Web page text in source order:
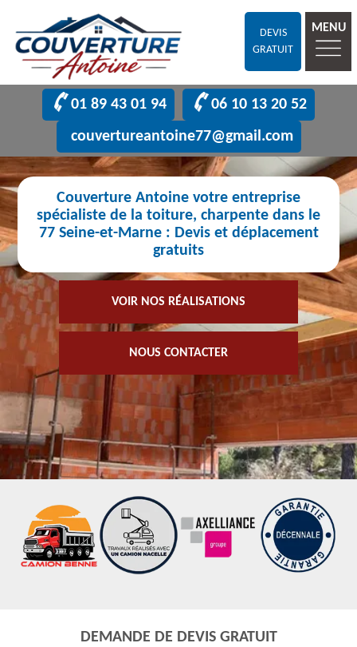
DEVIS
GRATUIT
MENU
01 89 43 01 94
06 10 13 20 52
couvertureantoine77@gmail.com
Couverture Antoine votre entreprise
spécialiste de la toiture, charpente dans le
77 Seine-et-Marne : Devis et déplacement
gratuits
VOIR NOS RÉALISATIONS
NOUS CONTACTER
DEMANDE DE DEVIS GRATUIT